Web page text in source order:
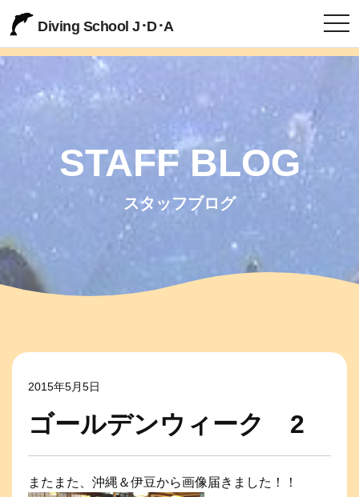
Diving School J･D･A
STAFF BLOG
スタッフブログ
2015年5月5日
ゴールデンウィーク 2
またまた、沖縄＆伊豆から画像届きました！！